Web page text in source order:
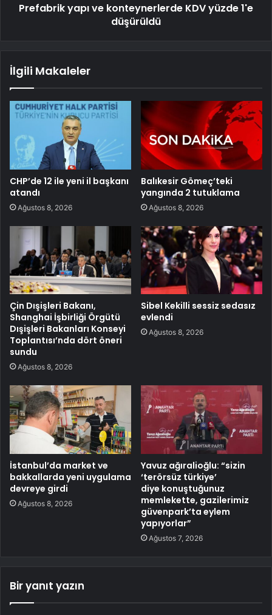
Prefabrik yapı ve konteynerlerde KDV yüzde 1'e
düşürüldü
İlgili Makaleler
CHP’de 12 ile yeni il başkanı
atandı
Ağustos 8, 2026
Balıkesir Gömeç’teki
yangında 2 tutuklama
Ağustos 8, 2026
Çin Dışişleri Bakanı,
Shanghai İşbirliği Örgütü
Dışişleri Bakanları Konseyi
Toplantısı’nda dört öneri
sundu
Ağustos 8, 2026
Sibel Kekilli sessiz sedasız
evlendi
Ağustos 8, 2026
İstanbul’da market ve
bakkallarda yeni uygulama
devreye girdi
Ağustos 8, 2026
Yavuz ağıralioğlu: “sizin
‘terörsüz türkiye’
diye konuştuğunuz
memlekette, gazilerimiz
güvenpark’ta eylem
yapıyorlar”
Ağustos 7, 2026
Bir yanıt yazın